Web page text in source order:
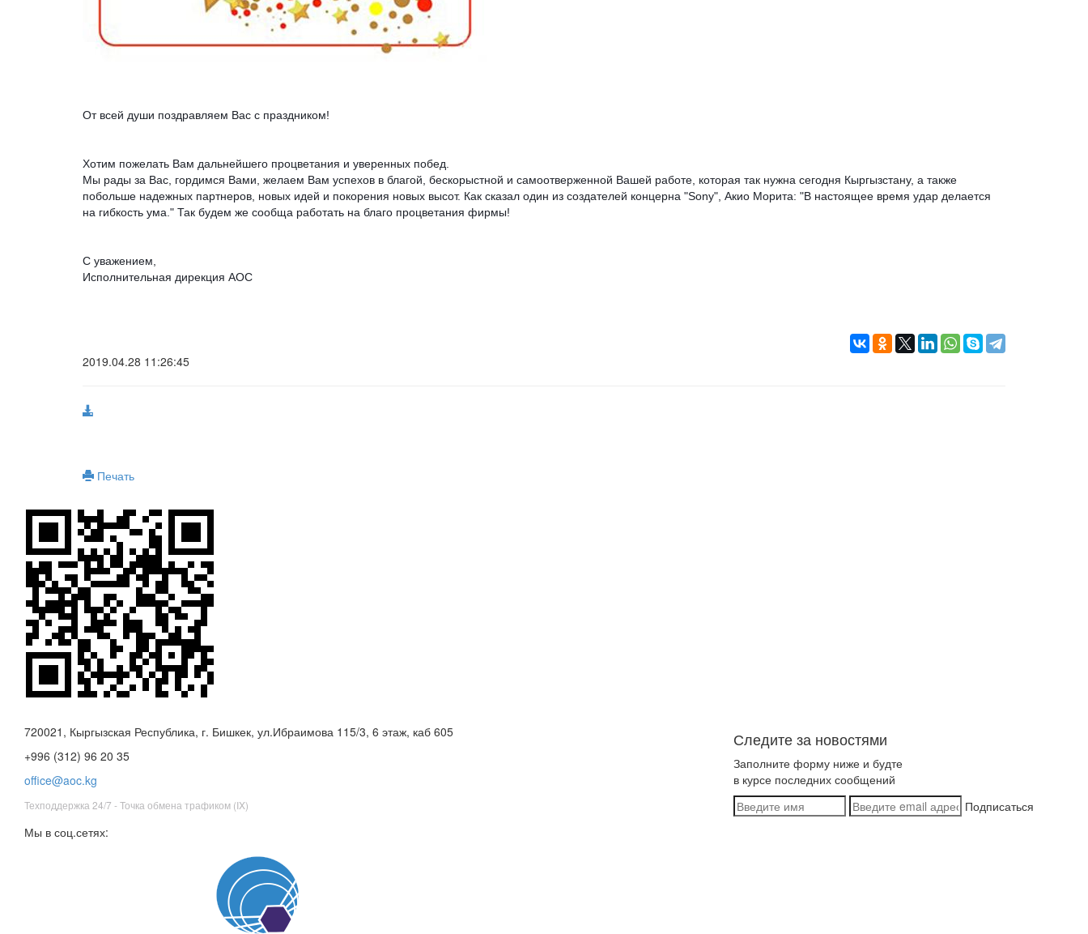
От всей души поздравляем Вас с праздником!
Хотим пожелать Вам дальнейшего процветания и уверенных побед.
Мы рады за Вас, гордимся Вами, желаем Вам успехов в благой, бескорыстной и самоотверженной Вашей работе, которая так нужна сегодня Кыргызстану, а также
побольше надежных партнеров, новых идей и покорения новых высот. Как сказал один из создателей концерна "Sony", Акио Морита: "В настоящее время удар делается
на гибкость ума." Так будем же сообща работать на благо процветания фирмы!
С уважением,
Исполнительная дирекция АОС
2019.04.28 11:26:45
Печать
720021, Кыргызская Республика, г. Бишкек, ул.Ибраимова 115/3, 6 этаж, каб 605
+996 (312) 96 20 35
office@aoc.kg
Техподдержка 24/7 - Точка обмена трафиком (IX)
Мы в соц.сетях:
Следите за новостями
Заполните форму ниже и будте
в курсе последних сообщений
Подписаться